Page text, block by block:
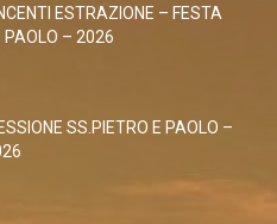
ESTRAZIONE – FESTA
PAOLO – 2026
SS.PIETRO E PAOLO –